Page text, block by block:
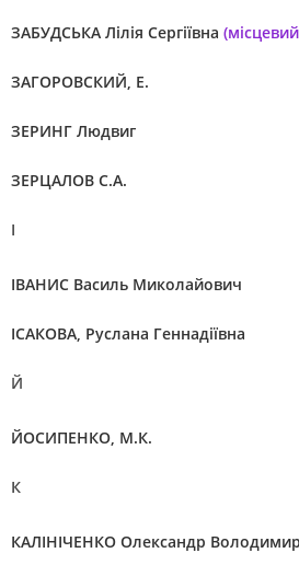
ЗАБУДСЬКА Лілія Сергіївна
ЗАГОРОВСКИЙ, Е.
ЗЕРИНГ Людвиг
ЗЕРЦАЛОВ С.А.
І
ІВАНИС Василь Миколайович
ІСАКОВА, Руслана Геннадіївна
Й
ЙОСИПЕНКО, М.К.
К
КАЛІНІЧЕНКО Олександр